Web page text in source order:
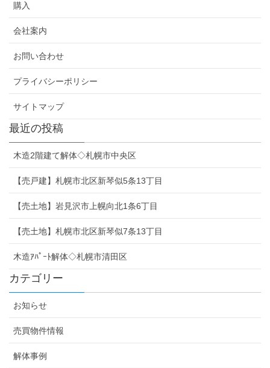
購入
会社案内
お問い合わせ
プライバシーポリシー
サイトマップ
最近の投稿
木造2階建て解体◇札幌市中央区
【売戸建】札幌市北区新琴似5条13丁目
【売土地】岩見沢市上幌向北1条6丁目
【売土地】札幌市北区新琴似7条13丁目
木造ｱﾊﾟｰﾄ解体◇札幌市清田区
カテゴリー
お知らせ
売買物件情報
解体事例